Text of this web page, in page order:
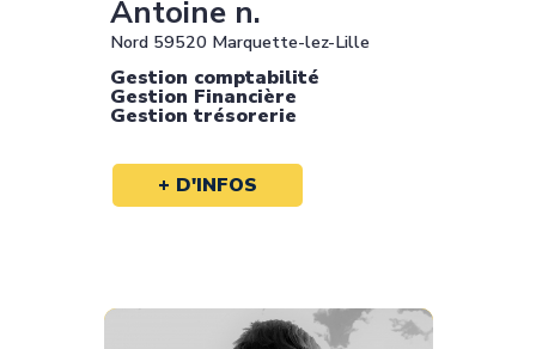
Antoine n.
Nord 59520 Marquette-lez-Lille
Gestion comptabilité
Gestion Financière
Gestion trésorerie
+ D'INFOS